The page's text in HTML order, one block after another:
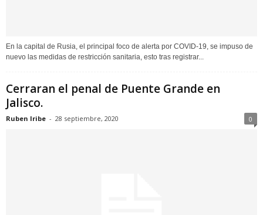
En la capital de Rusia, el principal foco de alerta por COVID-19, se impuso de
nuevo las medidas de restricción sanitaria, esto tras registrar...
Cerraran el penal de Puente Grande en
Jalisco.
Ruben Iribe - 28 septiembre, 2020 0